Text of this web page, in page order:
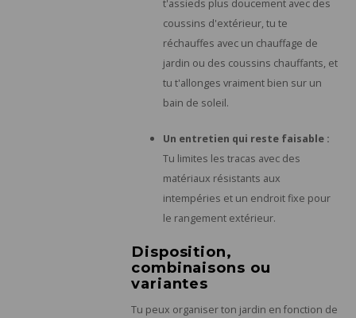
t'assieds plus doucement avec des
coussins d'extérieur, tu te
réchauffes avec un chauffage de
jardin ou des coussins chauffants, et
tu t'allonges vraiment bien sur un
bain de soleil.
Un entretien qui reste faisable :
Tu limites les tracas avec des
matériaux résistants aux
intempéries et un endroit fixe pour
le rangement extérieur.
Disposition,
combinaisons ou
variantes
Tu peux organiser ton jardin en fonction de